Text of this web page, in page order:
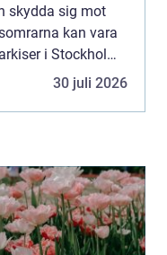
skydda sig mot
kan vara
i Stockholm
30 juli 2026